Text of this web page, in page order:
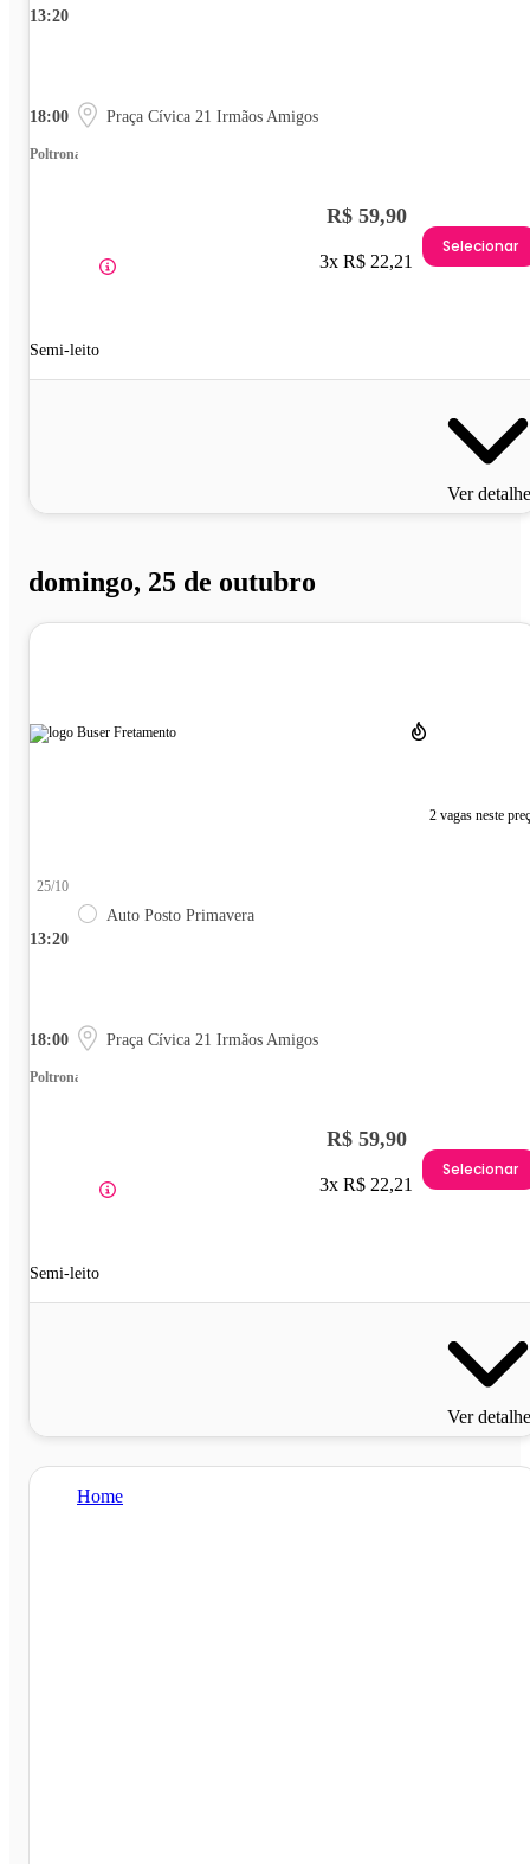
13:20
18:00 Praça Cívica 21 Irmãos Amigos
Poltrona
Semi-leito
R$ 59,90
3x R$ 22,21
Selecionar
Ver
domingo, 25 de outubro
2 vagas neste
13:20
25/10
Auto Posto Primavera
18:00 Praça Cívica 21 Irmãos Amigos
Poltrona
Semi-leito
R$ 59,90
3x R$ 22,21
Selecionar
Ver
Home